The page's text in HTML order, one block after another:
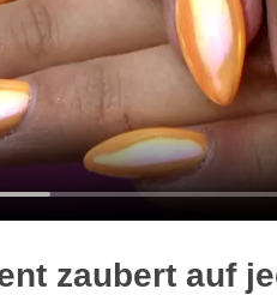
zaubert auf